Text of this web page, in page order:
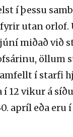
í þessu
utan orlof.
miðað við
öllum
í starfi
12 vikur á
apríl eða